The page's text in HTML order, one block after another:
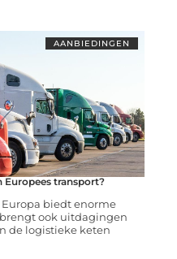
AANBIEDINGEN
transport?
biedt enorme
ook uitdagingen
de logistieke keten